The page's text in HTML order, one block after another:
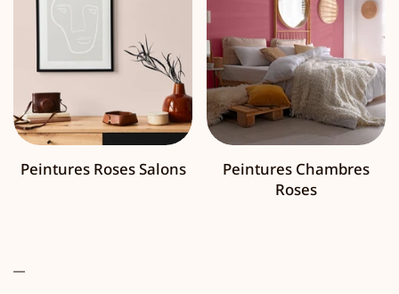
Peintures Roses Salons
Peintures Chambres
Roses